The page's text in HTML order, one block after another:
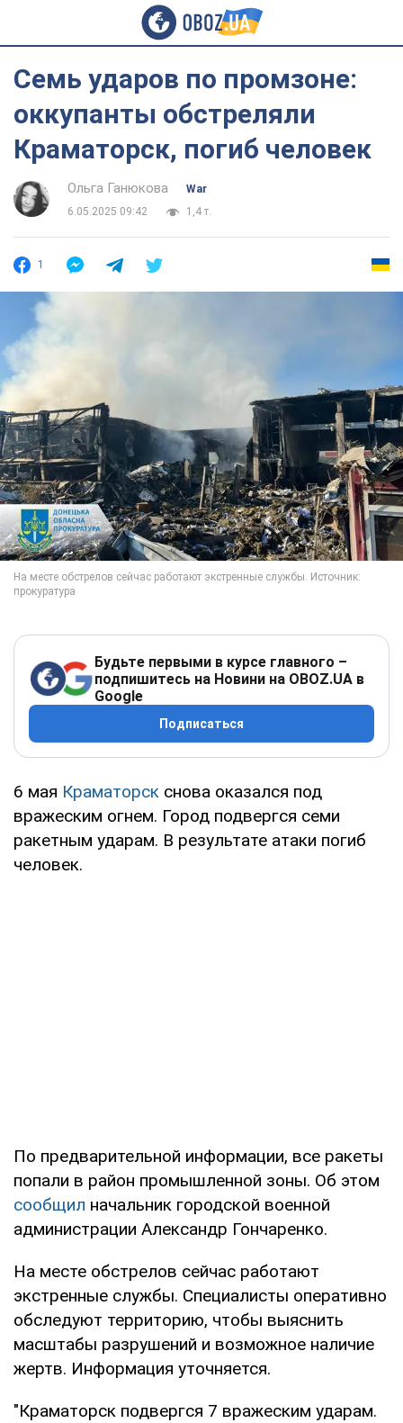
Семь ударов по промзоне:
оккупанты обстреляли
Краматорск, погиб человек
Ольга Ганюкова
War
6.05.2025 09:42
1,4 т.
1
Будьте первыми в курсе главного –
подпишитесь на Новини на OBOZ.UA в
Google
Подписаться
6 мая Краматорск снова оказался под
вражеским огнем. Город подвергся семи
ракетным ударам. В результате атаки погиб
человек.
По предварительной информации, все ракеты
попали в район промышленной зоны. Об этом
сообщил начальник городской военной
администрации Александр Гончаренко.
На месте обстрелов сейчас работают
экстренные службы. Специалисты оперативно
обследуют территорию, чтобы выяснить
масштабы разрушений и возможное наличие
жертв. Информация уточняется.
"Краматорск подвергся 7 вражеским ударам.